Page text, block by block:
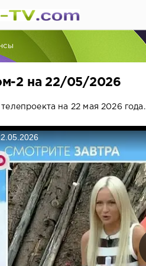
2 на 22/05/2026
на 22 мая 2026 года.